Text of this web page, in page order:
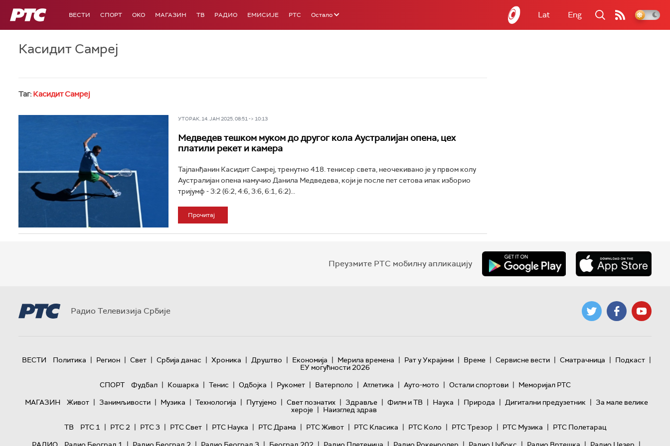
РТС ВЕСТИ СПОРТ OKO МАГАЗИН ТВ РАДИО ЕМИСИЈЕ РТС Остало Lat Eng
Касидит Самреј
Таг: Касидит Самреј
УТОРАК, 14. ЈАН 2025, 08:51 -> 10:13
Медведев тешком муком до другог кола Аустралијан опена, цех
платили рекет и камера
Тајланђанин Касидит Самреј, тренутно 418. тенисер света, неочекивано је у првом колу
Аустралијан опена намучио Данила Медведева, који је после пет сетова ипак изборио
тријумф - 3:2 (6:2, 4:6, 3:6, 6:1, 6:2)...
Прочитај
Преузмите РТС мобилну апликацију
Радио Телевизија Србије
ВЕСТИ Политика | Регион | Свет | Србија данас | Хроника | Друштво | Економија | Мерила времена | Рат у Украјини | Време | Сервисне вести | Сматрачница | Подкаст |
ЕУ могућности 2026
СПОРТ
Фудбал | Кошарка | Тенис | Одбојка | Рукомет | Ватерполо | Атлетика | Ауто-мото | Остали спортови | Меморијал РТС
МАГАЗИН
Живот | Занимљивости | Музика | Технологијa | Путујемо | Свет познатих | Здравље | Филм и ТВ | Наука | Природа | Дигитални предузетник | За мале велике
хероје | Наизглед здрав
ТВ
РТС 1 | РТС 2 | РТС 3 | РТС Свет | РТС Наука | РТС Драма | РТС Живот | РТС Класика | РТС Коло | РТС Трезор | РТС Музика | РТС Полетарац